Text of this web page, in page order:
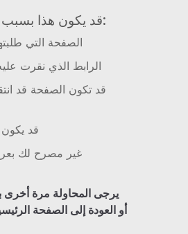
قد يكون هذا بسبب عدة أسباب:
الصفحة التي
الرابط الذي نقرت
قد تكون الصفحة قد
قد
غير مصرح لك
يرجى المحاولة مرة أخرى
أو العودة إلى الصفحة